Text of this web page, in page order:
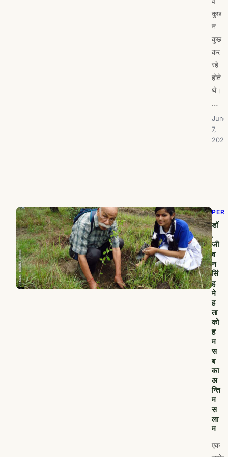
कुछ
न
कुछ
कर
रहे
होते
थे।
…
June
7,
2021
डॉ
.
जी
व
न
सिं
ह
मे
ह
ता
को
ह
म
स
ब
का
अ
न्ति
म
स
ला
म
एक